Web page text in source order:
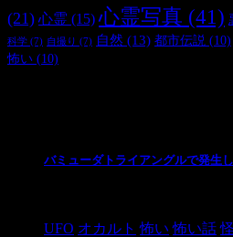
(21) 心霊 (15) 心霊写真 (41)
科学 (7) 自撮り (7) 自然 (13) 都市伝説 (10)
怖い (10)
バミューダトライアングルで発生
UFO オカルト 怖い 怖い話